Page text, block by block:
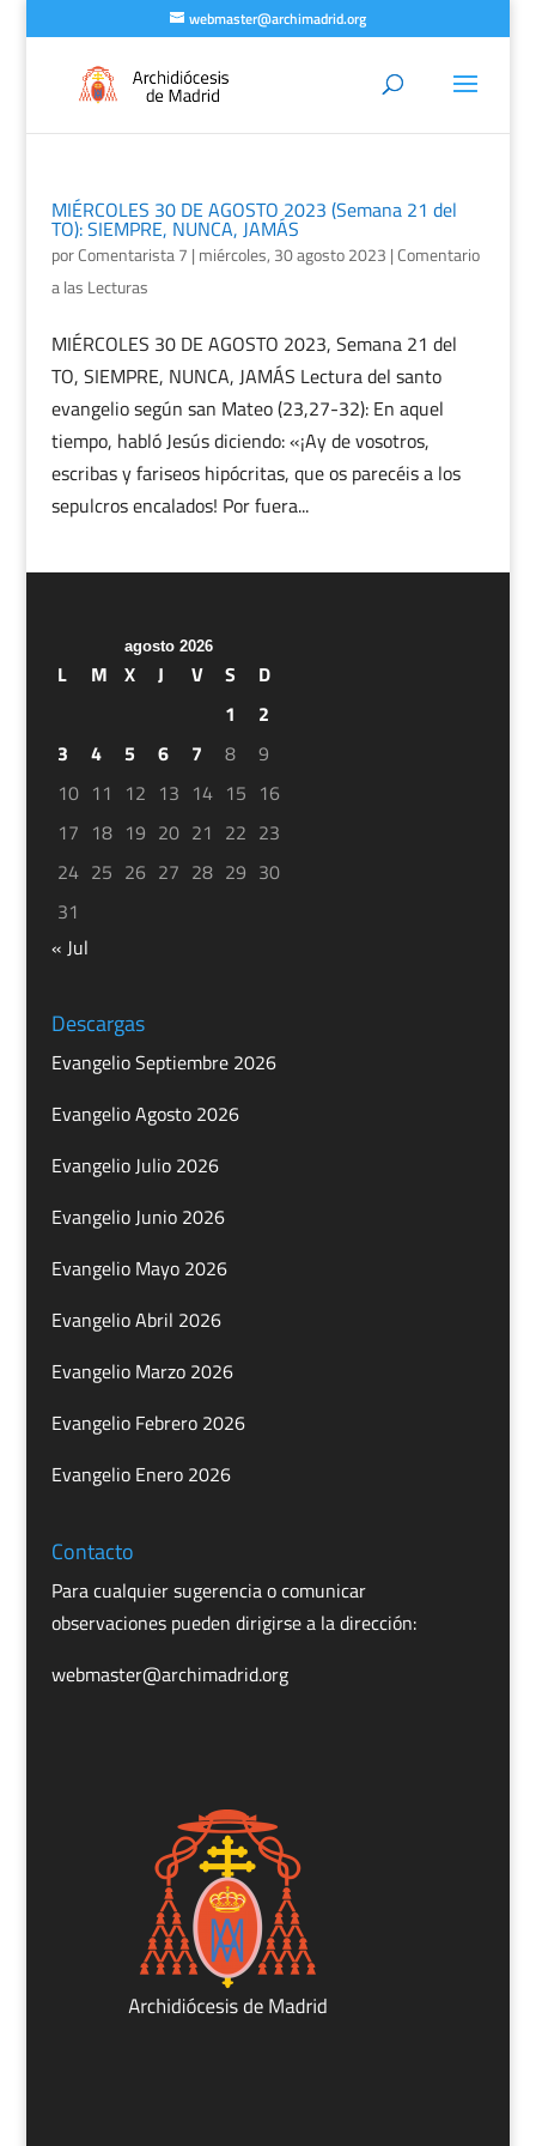
webmaster@archimadrid.org
MIÉRCOLES 30 DE AGOSTO 2023 (Semana 21 del
TO): SIEMPRE, NUNCA, JAMÁS
porComentarista 7 | miércoles, 30 agosto 2023 |Comentario
a las Lecturas
MIÉRCOLES 30 DE AGOSTO 2023, Semana 21 del
TO, SIEMPRE, NUNCA, JAMÁS Lectura del santo
evangelio según san Mateo (23,27-32): En aquel
tiempo, habló Jesús diciendo: «¡Ay de vosotros,
escribas y fariseos hipócritas, que os parecéis a los
sepulcros encalados! Por fuera...
agosto 2026
L M X J V S
D
1
2
3
4 5 6 7 8
9
10 11 12 13 14 15 16
17 18 19 20 21 22 23
24 25 26 27 28 29 30
31
« Jul
Descargas
Evangelio Septiembre 2026
Evangelio Agosto 2026
Evangelio Julio 2026
Evangelio Junio 2026
Evangelio Mayo 2026
Evangelio Abril 2026
Evangelio Marzo 2026
Evangelio Febrero 2026
Evangelio Enero 2026
Contacto
Para cualquier sugerencia o comunicar
observaciones pueden dirigirse a la dirección:
webmaster@archimadrid.org